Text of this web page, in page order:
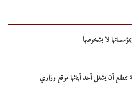
لا بشخوصها
تتطلع أن يشغل أحد أبنائها موقع وزاري